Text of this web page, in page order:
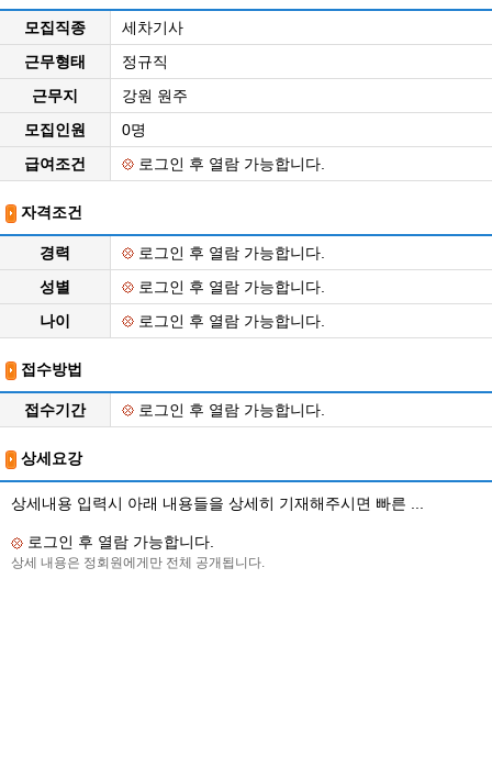
모집직종
세차기사
근무형태
정규직
근무지
강원 원주
모집인원
0명
급여조건
로그인 후 열람 가능합니다.
자격조건
경력
로그인 후 열람 가능합니다.
성별
로그인 후 열람 가능합니다.
나이
로그인 후 열람 가능합니다.
접수방법
접수기간 로그인 후 열람 가능합니다.
상세요강
상세내용 입력시 아래 내용들을 상세히 기재해주시면 빠른 ...
로그인 후 열람 가능합니다.
상세 내용은 정회원에게만 전체 공개됩니다.